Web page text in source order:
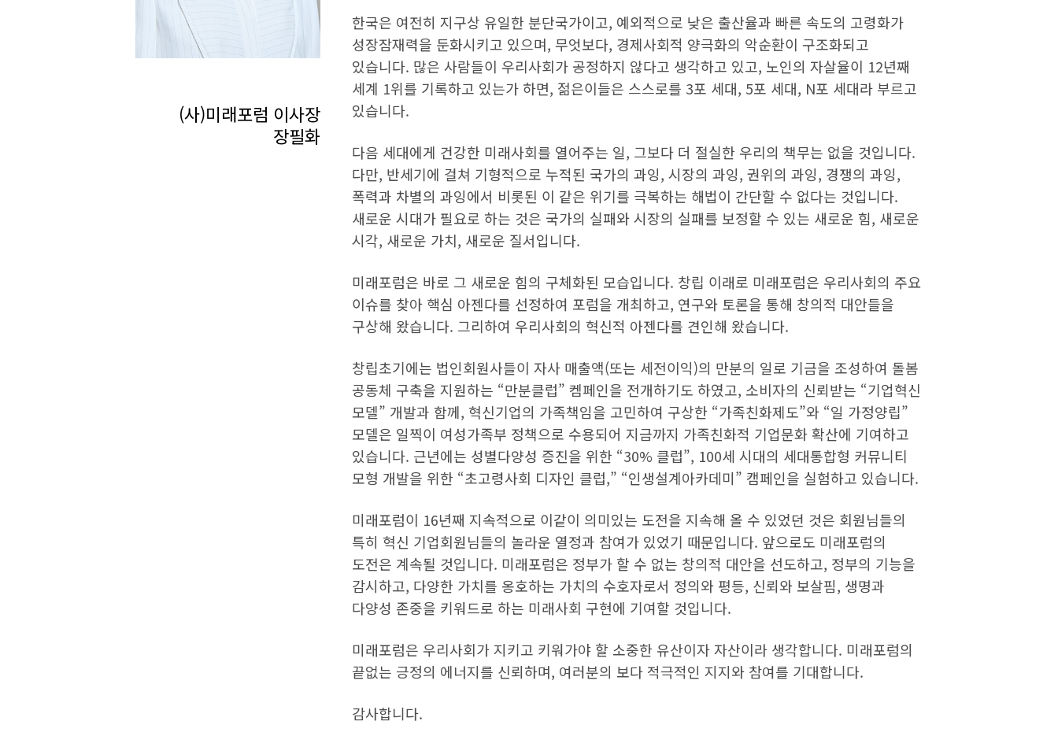
(사)미래포럼 이사장
장필화
한국은 여전히 지구상 유일한 분단국가이고, 예외적으로 낮은 출산율과 빠른 속도의 고령화가
성장잠재력을 둔화시키고 있으며, 무엇보다, 경제사회적 양극화의 악순환이 구조화되고
있습니다. 많은 사람들이 우리사회가 공정하지 않다고 생각하고 있고, 노인의 자살율이 12년째
세계 1위를 기록하고 있는가 하면, 젊은이들은 스스로를 3포 세대, 5포 세대, N포 세대라 부르고
있습니다.
다음 세대에게 건강한 미래사회를 열어주는 일, 그보다 더 절실한 우리의 책무는 없을 것입니다.
다만, 반세기에 걸쳐 기형적으로 누적된 국가의 과잉, 시장의 과잉, 권위의 과잉, 경쟁의 과잉,
폭력과 차별의 과잉에서 비롯된 이 같은 위기를 극복하는 해법이 간단할 수 없다는 것입니다.
새로운 시대가 필요로 하는 것은 국가의 실패와 시장의 실패를 보정할 수 있는 새로운 힘, 새로운
시각, 새로운 가치, 새로운 질서입니다.
미래포럼은 바로 그 새로운 힘의 구체화된 모습입니다. 창립 이래로 미래포럼은 우리사회의 주요
이슈를 찾아 핵심 아젠다를 선정하여 포럼을 개최하고, 연구와 토론을 통해 창의적 대안들을
구상해 왔습니다. 그리하여 우리사회의 혁신적 아젠다를 견인해 왔습니다.
창립초기에는 법인회원사들이 자사 매출액(또는 세전이익)의 만분의 일로 기금을 조성하여 돌봄
공동체 구축을 지원하는 “만분클럽” 켐페인을 전개하기도 하였고, 소비자의 신뢰받는 “기업혁신
모델” 개발과 함께, 혁신기업의 가족책임을 고민하여 구상한 “가족친화제도”와 “일 가정양립”
모델은 일찍이 여성가족부 정책으로 수용되어 지금까지 가족친화적 기업문화 확산에 기여하고
있습니다. 근년에는 성별다양성 증진을 위한 “30% 클럽”, 100세 시대의 세대통합형 커뮤니티
모형 개발을 위한 “초고령사회 디자인 클럽,” “인생설계아카데미” 캠페인을 실험하고 있습니다.
미래포럼이 16년째 지속적으로 이같이 의미있는 도전을 지속해 올 수 있었던 것은 회원님들의
특히 혁신 기업회원님들의 놀라운 열정과 참여가 있었기 때문입니다. 앞으로도 미래포럼의
도전은 계속될 것입니다. 미래포럼은 정부가 할 수 없는 창의적 대안을 선도하고, 정부의 기능을
감시하고, 다양한 가치를 옹호하는 가치의 수호자로서 정의와 평등, 신뢰와 보살핌, 생명과
다양성 존중을 키워드로 하는 미래사회 구현에 기여할 것입니다.
미래포럼은 우리사회가 지키고 키워가야 할 소중한 유산이자 자산이라 생각합니다. 미래포럼의
끝없는 긍정의 에너지를 신뢰하며, 여러분의 보다 적극적인 지지와 참여를 기대합니다.
감사합니다.